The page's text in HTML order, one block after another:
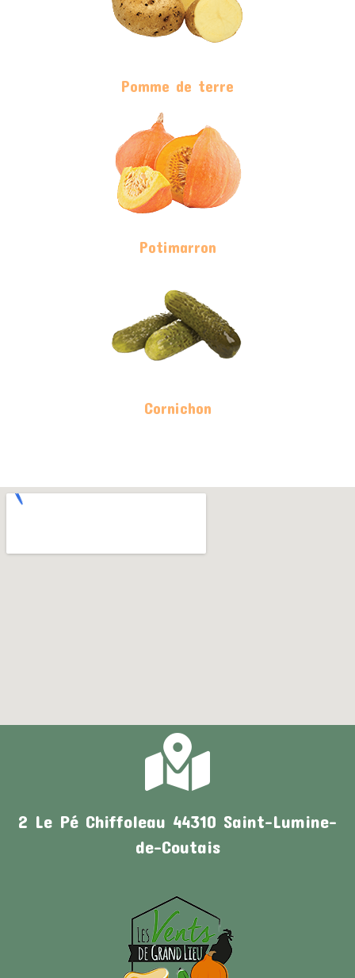
Pomme de terre
Potimarron
Cornichon
2 Le Pé Chiffoleau 44310 Saint-Lumine-
de-Coutais